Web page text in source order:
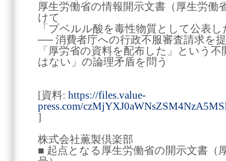
厚生労働省の情報開示文書（厚生労働
けて
「プベルル酸を毒性物質として公表
── 消費者庁への行政不服審査請求を
「厚労省の資料を配布した」という
はない」の論理矛盾を問う
[資料: https://files.value-
press.com/
]
株式会社薫製倶楽部
■ 起点となる厚生労働省の開示文書（